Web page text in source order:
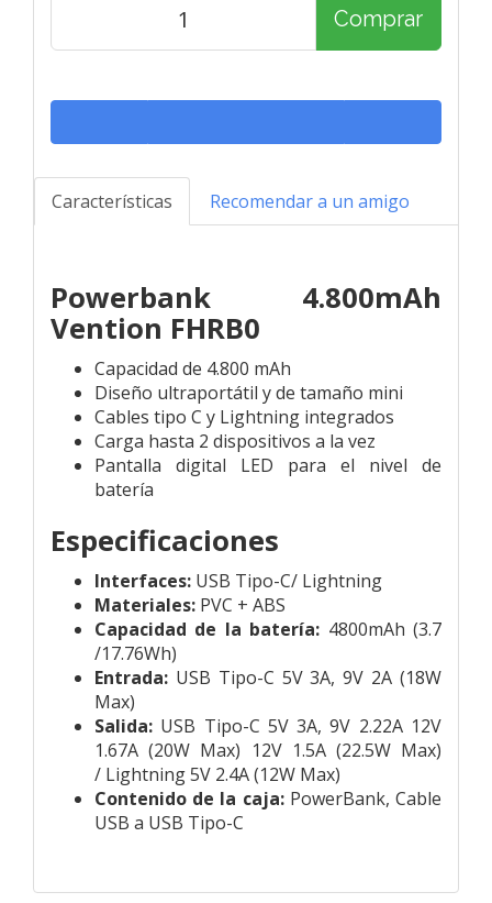
Comprar
Características Recomendar a un amigo
Powerbank 4.800mAh
Vention FHRB0
Capacidad de 4.800 mAh
Diseño ultraportátil y de tamaño mini
Cables tipo C y Lightning integrados
Carga hasta 2 dispositivos a la vez
Pantalla digital LED para el nivel de
batería
Especificaciones
Interfaces: USB Tipo-C/ Lightning
Materiales: PVC + ABS
Capacidad de la batería: 4800mAh (3.7
/17.76Wh)
Entrada: USB Tipo-C 5V 3A, 9V 2A (18W
Max)
Salida: USB Tipo-C 5V 3A, 9V 2.22A 12V
1.67A (20W Max) 12V 1.5A (22.5W Max)
/ Lightning 5V 2.4A (12W Max)
Contenido de la caja:PowerBank, Cable
USB a USB Tipo-C